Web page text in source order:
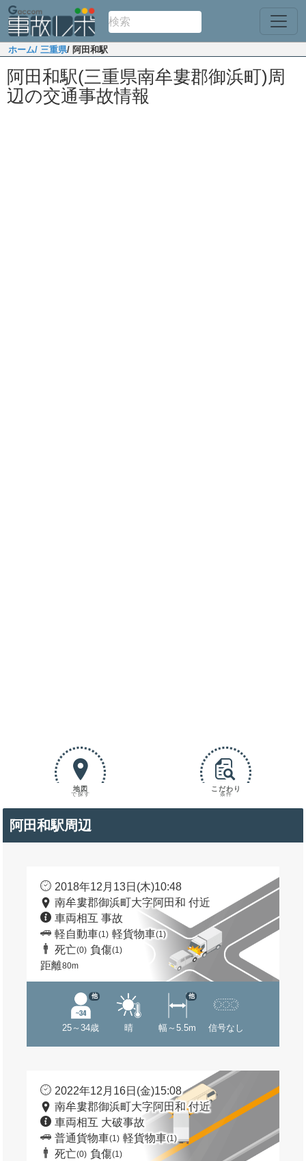
ホーム/ 三重県/ 阿田和駅
阿田和駅(三重県南牟婁郡御浜町)周
辺の交通事故情報
地図
で探す
こだわり
条件
阿田和駅周辺
2018年12月13日(木)10:48
南牟婁郡御浜町大字阿田和 付近
車両相互 事故
軽自動車(1) 軽貨物車(1)
死亡(0) 負傷(1)
距離80m
25～34歳
他
晴 幅～5.5m
他
信号なし
2022年12月16日(金)15:08
南牟婁郡御浜町大字阿田和 付近
車両相互 大破事故
普通貨物車(1) 軽貨物車(1)
死亡(0) 負傷(1)